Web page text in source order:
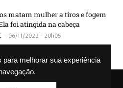
para melhorar sua experiência
matam mulher a tiros e fogem
foi atingida na cabeça
- 06/11/2022 - 20h05
Todos os direitos reservados.